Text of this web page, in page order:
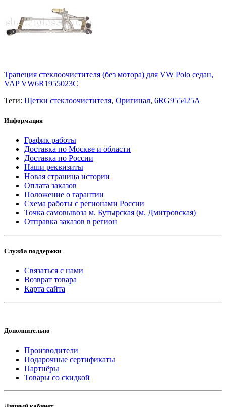
Трапеция стеклоочистителя (без мотора) для VW Polo седан,
VAP VW6R1955023C
Теги: Щетки стеклоочистителя, Оригинал, 6RG955425A
Информация
График работы
Доставка по Москве и области
Доставка по России
Наши реквизиты
Новая страница истории
Оплата заказов
Положение о гарантии
Схема работы с регионами России
Точка самовывоза м. Бутырская (м. Дмитровская)
Отправка заказов в регион
Служба поддержки
Связаться с нами
Возврат товара
Карта сайта
Дополнительно
Производители
Подарочные сертификаты
Партнёры
Товары со скидкой